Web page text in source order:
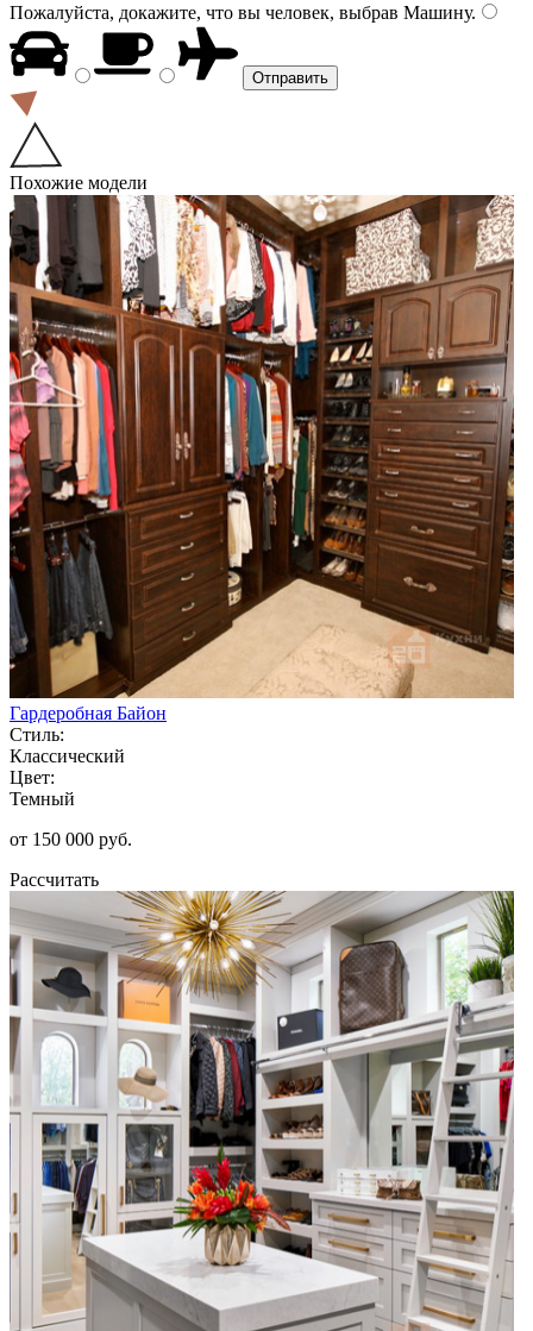
Пожалуйста, докажите, что вы человек, выбрав Машину.
Похожие модели
Гардеробная Байон
Стиль:
Классический
Цвет:
Темный
от 150 000 руб.
Рассчитать